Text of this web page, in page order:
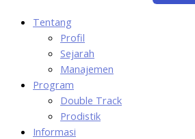
Tentang
Profil
Sejarah
Manajemen
Program
Double Track
Prodistik
Informasi